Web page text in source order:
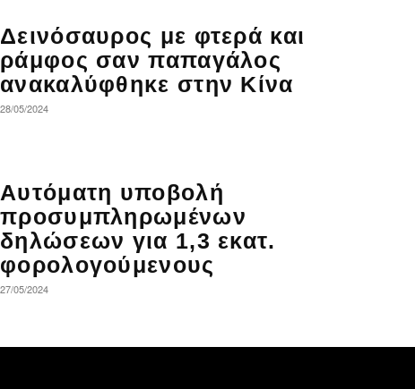
Δεινόσαυρος με φτερά και
ράμφος σαν παπαγάλος
ανακαλύφθηκε στην Κίνα
28/05/2024
Αυτόματη υποβολή
προσυμπληρωμένων
δηλώσεων για 1,3 εκατ.
φορολογούμενους
27/05/2024